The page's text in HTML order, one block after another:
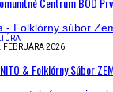
FEBRUÁRA 2026
& Folklórny Súbor